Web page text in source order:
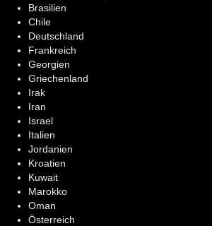
Brasilien
Chile
Deutschland
Frankreich
Georgien
Griechenland
Irak
Iran
Israel
Italien
Jordanien
Kroatien
Kuwait
Marokko
Oman
Österreich